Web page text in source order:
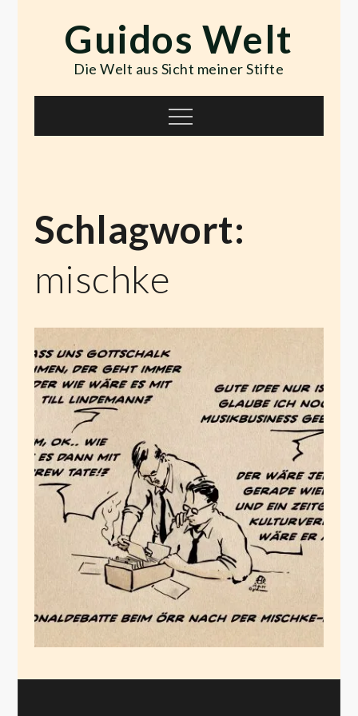
contentGuidos Welt
Die Welt aus Sicht meiner Stifte
Menu
Schlagwort:
mischke
Das Wundern der
misogynen
Gesellschaft
Januar 5, 2025